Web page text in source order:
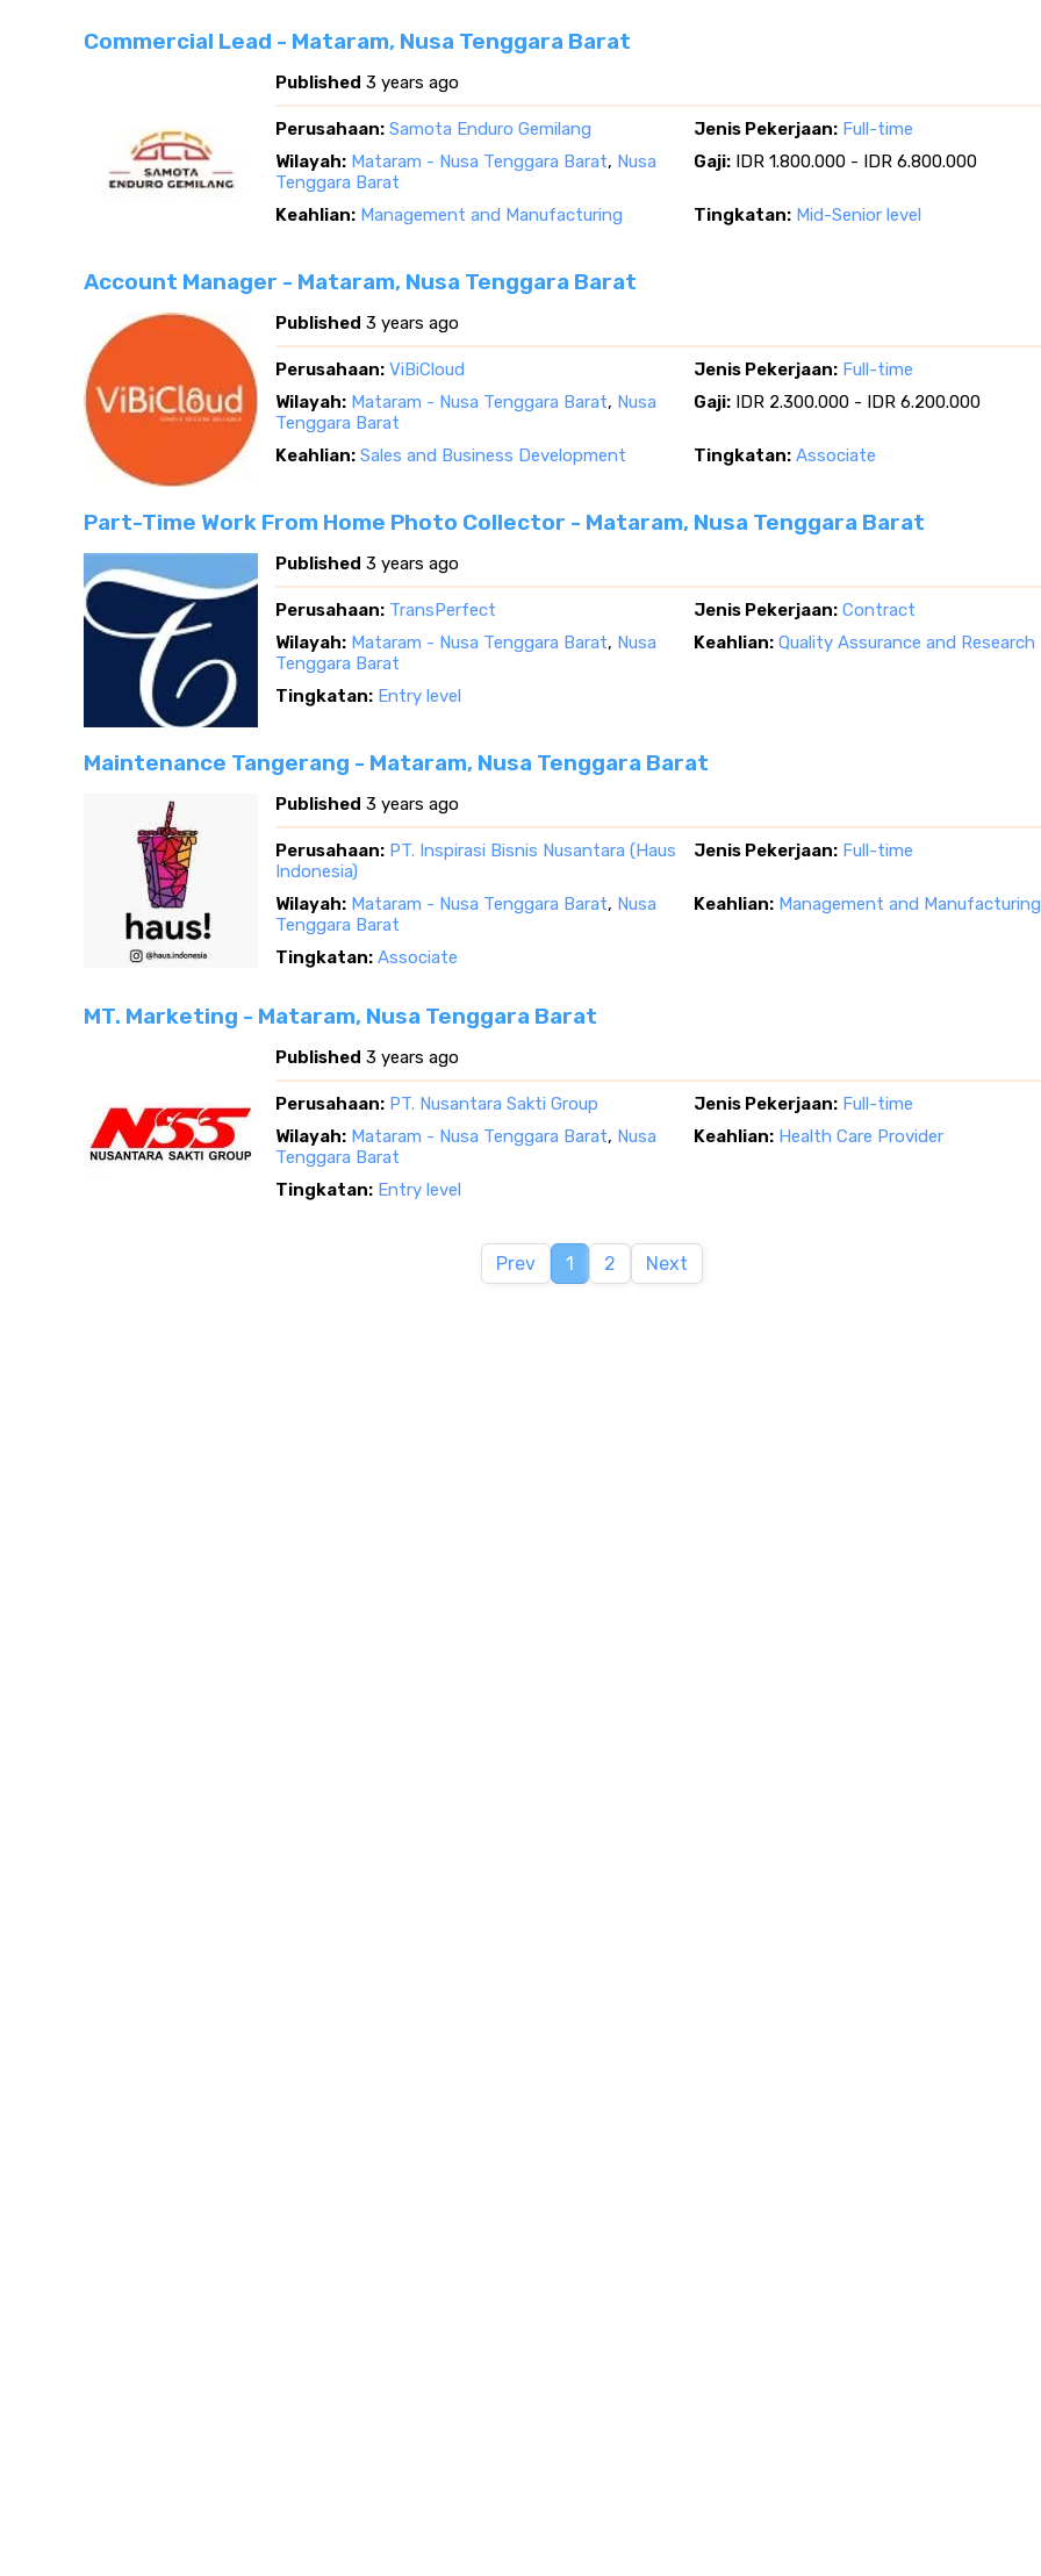
Commercial Lead - Mataram, Nusa Tenggara Barat
Published 3 years ago
Perusahaan: Samota Enduro Gemilang Jenis Pekerjaan: Full-time
Wilayah: Mataram - Nusa Tenggara Barat, Nusa
Tenggara Barat
Gaji: IDR 1.800.000 - IDR 6.800.000
Keahlian: Management and Manufacturing Tingkatan: Mid-Senior level
Account Manager - Mataram, Nusa Tenggara Barat
Published 3 years ago
Perusahaan: ViBiCloud Jenis Pekerjaan: Full-time
Wilayah: Mataram - Nusa Tenggara Barat, Nusa
Tenggara Barat
Gaji: IDR 2.300.000 - IDR 6.200.000
Keahlian: Sales and Business Development Tingkatan: Associate
Part-Time Work From Home Photo Collector - Mataram, Nusa Tenggara Barat
Published 3 years ago
Perusahaan: TransPerfect Jenis Pekerjaan: Contract
Wilayah: Mataram - Nusa Tenggara Barat, Nusa
Tenggara Barat
Keahlian: Quality Assurance and Research
Tingkatan: Entry level
Maintenance Tangerang - Mataram, Nusa Tenggara Barat
Published 3 years ago
Perusahaan: PT. Inspirasi Bisnis Nusantara (Haus
Indonesia)
Jenis Pekerjaan: Full-time
Wilayah: Mataram - Nusa Tenggara Barat, Nusa
Tenggara Barat
Keahlian: Management and Manufacturing
Tingkatan: Associate
MT. Marketing - Mataram, Nusa Tenggara Barat
Published 3 years ago
Perusahaan: PT. Nusantara Sakti Group Jenis Pekerjaan: Full-time
Wilayah: Mataram - Nusa Tenggara Barat, Nusa
Tenggara Barat
Keahlian: Health Care Provider
Tingkatan: Entry level
Prev 1 2 Next